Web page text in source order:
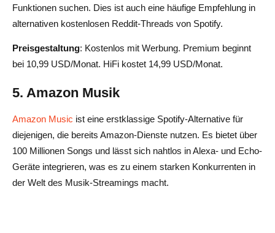
Funktionen suchen. Dies ist auch eine häufige Empfehlung in
alternativen kostenlosen Reddit-Threads von Spotify.
Preisgestaltung: Kostenlos mit Werbung. Premium beginnt
bei 10,99 USD/Monat. HiFi kostet 14,99 USD/Monat.
5. Amazon Musik
Amazon Music ist eine erstklassige Spotify-Alternative für
diejenigen, die bereits Amazon-Dienste nutzen. Es bietet über
100 Millionen Songs und lässt sich nahtlos in Alexa- und Echo-
Geräte integrieren, was es zu einem starken Konkurrenten in
der Welt des Musik-Streamings macht.